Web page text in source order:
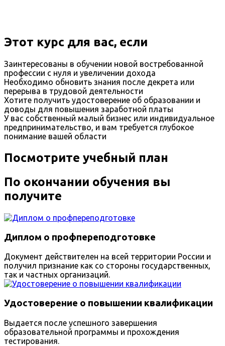
Этот курс для вас, если
Заинтересованы в обучении новой востребованной
профессии с нуля и увеличении дохода
Необходимо обновить знания после декрета или
перерыва в трудовой деятельности
Хотите получить удостоверение об образовании и
доводы для повышения заработной платы
У вас собственный малый бизнес или индивидуальное
предпринимательство, и вам требуется глубокое
понимание вашей области
Посмотрите учебный план
По окончании обучения вы
получите
Диплом о профпереподготовке
Документ действителен на всей территории России и
получил признание как со стороны государственных,
так и частных организаций.
Удостоверение о повышении квалификации
Выдается после успешного завершения
образовательной программы и прохождения
тестирования.